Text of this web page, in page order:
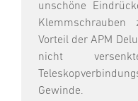
unschöne
Vorteil der APM
nicht
Gewinde.